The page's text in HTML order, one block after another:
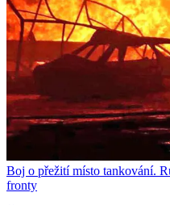
Boj o přežití místo tankování.
fronty